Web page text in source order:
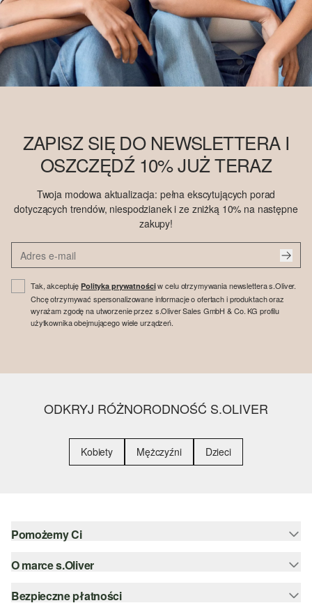
ZAPISZ SIĘ DO NEWSLETTERA I
OSZCZĘDŹ 10% JUŻ TERAZ
Twoja modowa aktualizacja: pełna ekscytujących porad
dotyczących trendów, niespodzianek i ze zniżką 10% na następne
zakupy!
Tak, akceptujęPolityka prywatnościw celu otrzymywania newslettera s.Oliver.
Chcę otrzymywać spersonalizowane informacje o ofertach i produktach oraz
wyrażam zgodę na utworzenie przez s.Oliver Sales GmbH & Co. KG profilu
użytkownika obejmującego wiele urządzeń.
ODKRYJ RÓŻNORODNOŚĆ S.OLIVER
Kobiety Mężczyźni Dzieci
Pomożemy Ci
Pomoc i FAQ
Porady dotyczące rozmiarów
O marce s.Oliver
Newsletter
Bezpieczne płatności